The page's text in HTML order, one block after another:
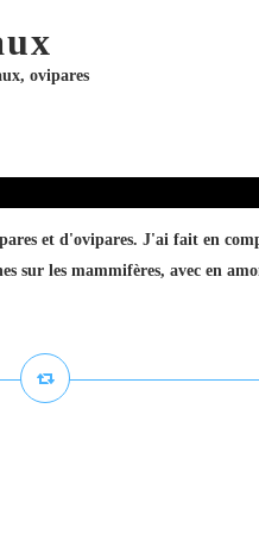
, ovipares
et d'ovipares. J'ai fait en
sur les mammifères, avec en